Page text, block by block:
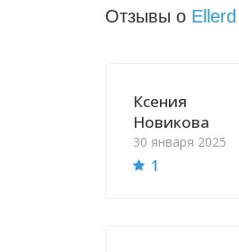
Отзывы о Ellerd
Ксения
Новикова
30 января 2025
1